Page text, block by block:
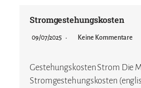
Stromgestehungskosten
09/07/2025 Keine Kommentare
Gestehungskosten Strom Die
Stromgestehungskosten